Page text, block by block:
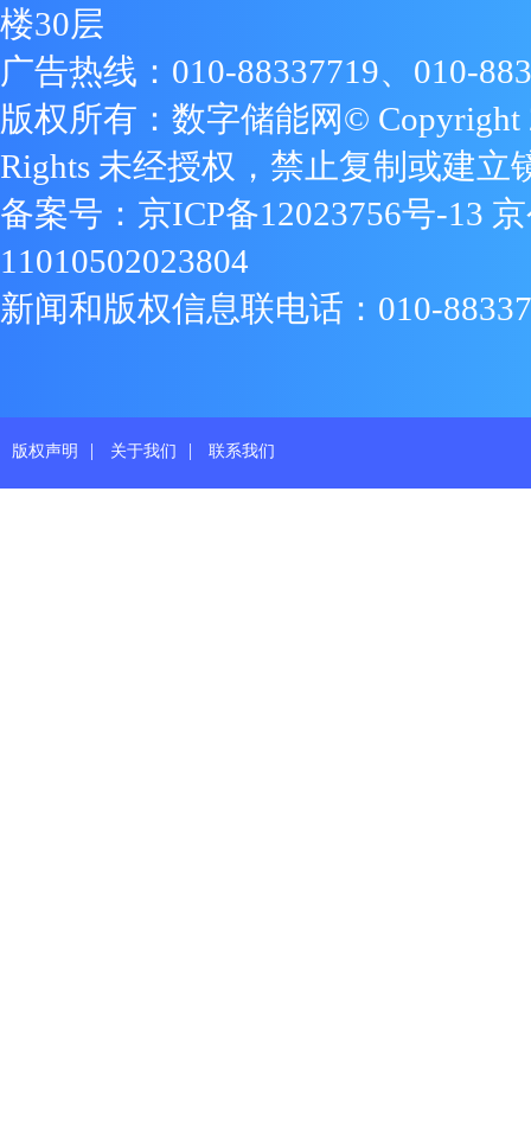
楼30层
广告热线：010-88337719、010-
版权所有：数字储能网© Copyright
Rights 未经授权，禁止复制或建立
备案号： 京ICP备12023756号-13
11010502023804
新闻和版权信息联电话：010-
版权声明 | 关于我们 | 联系我们